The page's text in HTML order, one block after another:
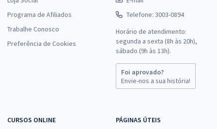
Programa de Afiliados
Trabalhe Conosco
Preferência de Cookies
Telefone: 3003-0894
Horário de atendimento:
segunda a sexta (8h às 20h),
sábado (9h às 13h).
Foi aprovado?
Envie-nos a sua história!
CURSOS ONLINE
PÁGINAS ÚTEIS